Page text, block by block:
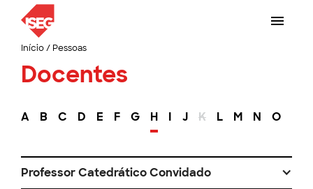
Início/ Pessoas
Docentes
A B C D E F G H I J K L M N O
Professor Catedrático Convidado